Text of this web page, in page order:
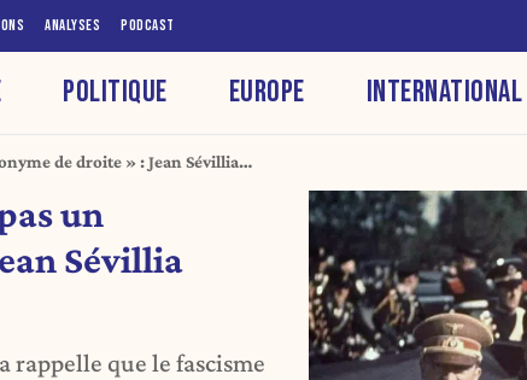
ANALYSES PODCAST
POLITIQUE EUROPE INTERNATIONAL
de droite » : Jean Sévillia
un
Sévillia
rappelle que le fascisme